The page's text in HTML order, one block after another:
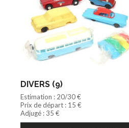
DIVERS (9)
Estimation : 20/30 €
Prix de départ : 15 €
Adjugé : 35 €